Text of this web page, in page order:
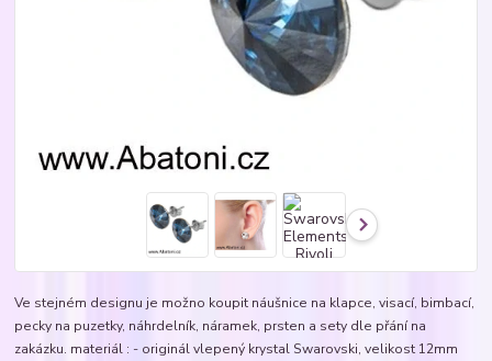
Ve stejném designu je možno koupit náušnice na klapce, visací, bimbací,
pecky na puzetky, náhrdelník, náramek, prsten a sety dle přání na
zakázku. materiál : - originál vlepený krystal Swarovski, velikost 12mm